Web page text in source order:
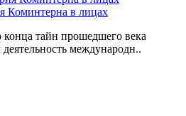
Коминтерна в лицах
тайн прошедшего века
международн..